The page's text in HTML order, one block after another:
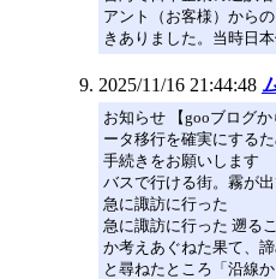
アント（お客様）から
きありました。当時日
2025/11/16 21:44:48
お知らせ 【gooブログ
ータ移行を確実にする
手続きをお願いします
バスで行ける街。霧が
急に諏訪に行った
急に諏訪に行った 遡る
か考えあぐねた果て、
と尋ねたところ「沿線